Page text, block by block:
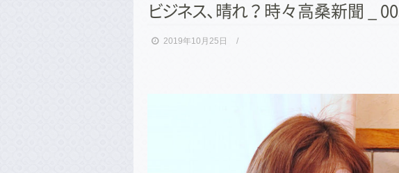
ビジネス、 晴れ？時々高桑新聞 _
2019年10月25日